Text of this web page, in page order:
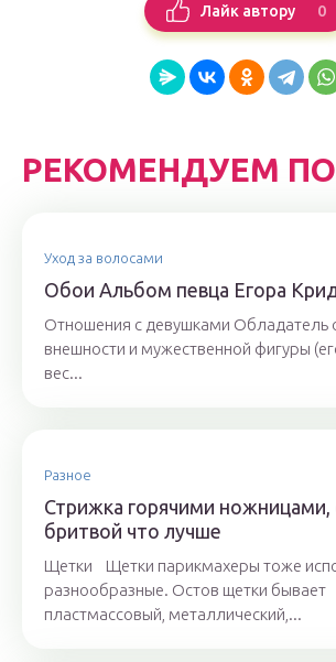
Лайк автору 0
РЕКОМЕНДУЕМ
Уход за волосами
Обои Альбом певца Егора
Отношения с девушками Обладатель
внешности и мужественной фигуры
вес...
Разное
Стрижка горячими ножницами,
бритвой что лучше
Щетки Щетки парикмахеры тоже
разнообразные. Остов щетки бывает
пластмассовый, металлический,...